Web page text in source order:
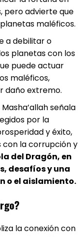
pero advierte que
maléficos.
a debilitar o
planetas con los
puede actuar
maléficos,
daño extremo.
señala
por la
y éxito,
la corrupción y
del Dragón, en
desafíos y una
o el aislamiento.
la conexión con